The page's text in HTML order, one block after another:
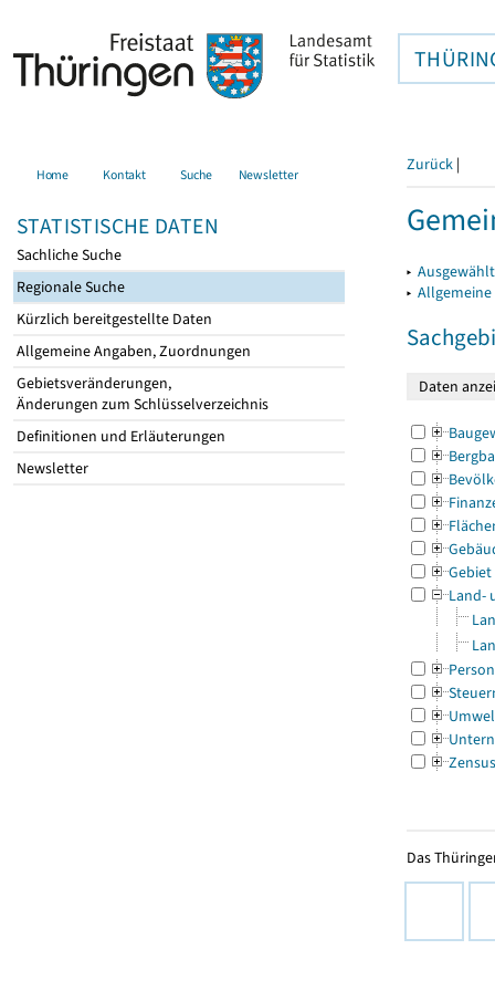
Home Kontakt Suche Newsletter
STATISTISCHE DATEN
Sachliche Suche
Regionale Suche
Kürzlich bereitgestellte Daten
Allgemeine Angaben, Zuordnungen
Gebietsveränderungen,
Änderungen zum Schlüsselverzeichnis
Definitionen und Erläuterungen
Newsletter
Zurück |
▸
▸
Gebiet
Land-
Zensus
Das